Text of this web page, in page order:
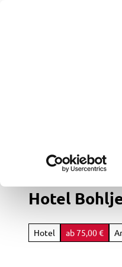
Hotel
Hotel ab 75,00 €